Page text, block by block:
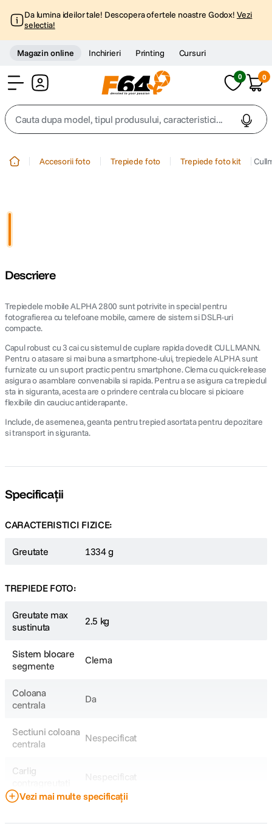
Da lumina ideilor tale! Descopera ofertele noastre Godox! Vezi
selectia!
Magazin online Inchirieri Printing Cursuri
0 0
Cauta dupa model, tipul produsului, caracteristici...
6.
7. sony fx
8 card memorie
Accesorii foto Trepiede foto Trepiede foto kit
Descriere
Trepiedele mobile ALPHA 2800 sunt potrivite in special pentru
fotografierea cu telefoane mobile, camere de sistem si DSLR-uri
compacte.
Capul robust cu 3 cai cu sistemul de cuplare rapida dovedit CULLMANN.
Pentru o atasare si mai buna a smartphone-ului, trepiedele ALPHA sunt
furnizate cu un suport practic pentru smartphone. Clema cu quick-release
asigura o asamblare convenabila si rapida. Pentru a se asigura ca trepiedul
sta in siguranta, acesta are o prindere centrala cu blocare si picioare
flexibile din cauciuc antiderapante.
Include, de asemenea, geanta pentru trepied asortata pentru depozitare
si transport in siguranta.
Specificații
CARACTERISTICI FIZICE:
Greutate 1334 g
TREPIEDE FOTO:
Greutate max
sustinuta
2.5 kg
Sistem blocare
segmente
Clema
Coloana
centrala
Da
Sectiuni coloana
centrala
Nespecificat
Carlig
Nespecificat
Vezi mai multe specificații